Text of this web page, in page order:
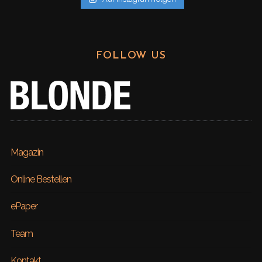
FOLLOW US
Magazin
Online Bestellen
ePaper
Team